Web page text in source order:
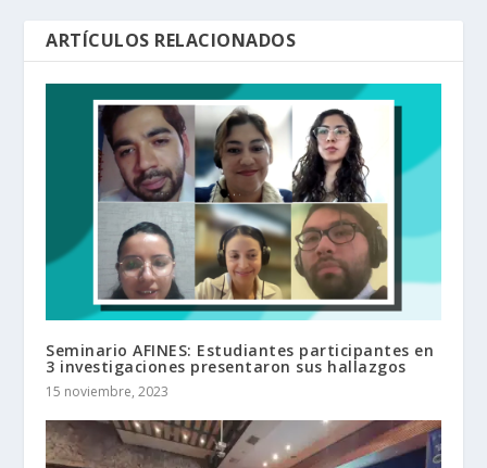
ARTÍCULOS RELACIONADOS
Seminario AFINES: Estudiantes participantes en
3 investigaciones presentaron sus hallazgos
15 noviembre, 2023